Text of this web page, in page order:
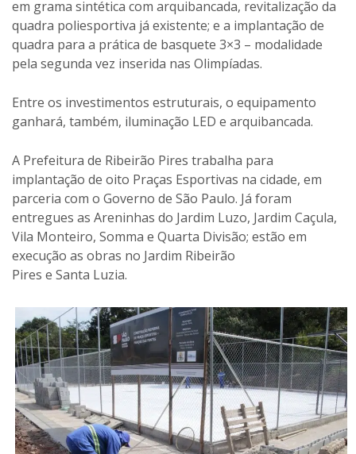
em grama sintética com arquibancada, revitalização da
quadra poliesportiva já existente; e a implantação de
quadra para a prática de basquete 3×3 – modalidade
pela segunda vez inserida nas Olimpíadas.
Entre os investimentos estruturais, o equipamento
ganhará, também, iluminação LED e arquibancada.
A Prefeitura de Ribeirão Pires trabalha para
implantação de oito Praças Esportivas na cidade, em
parceria com o Governo de São Paulo. Já foram
entregues as Areninhas do Jardim Luzo, Jardim Caçula,
Vila Monteiro, Somma e Quarta Divisão; estão em
execução as obras no Jardim Ribeirão
Pires e Santa Luzia.